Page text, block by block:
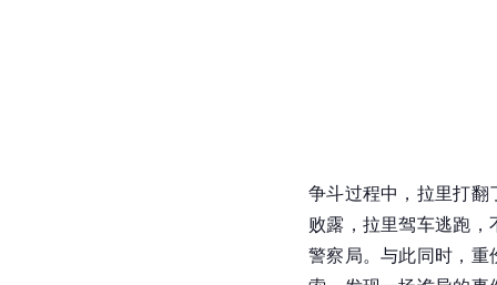
争斗过程中，拉里打翻
败露，拉里驾车逃跑
警察局。与此同时，重